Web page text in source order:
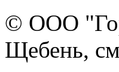
© ООО
Щебень,